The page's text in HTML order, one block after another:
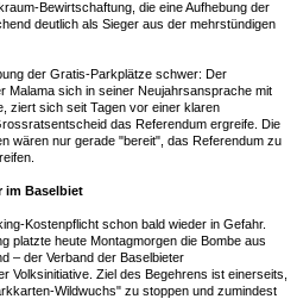
Bewirtschaftung, die eine Aufhebung der
deutlich als Sieger aus der mehrstündigen
der Gratis-Parkplätze schwer: Der
Malama sich in seiner Neujahrsansprache mit
ziert sich seit Tagen vor einer klaren
das Referendum ergreife. Die
wären nur gerade "bereit", das Referendum zu
im Baselbiet
Kostenpflicht schon bald wieder in Gefahr.
platzte heute Montagmorgen die Bombe aus
– der Verband der Baselbieter
Volksinitiative. Ziel des Begehrens ist einerseits,
Wildwuchs" zu stoppen und zumindest